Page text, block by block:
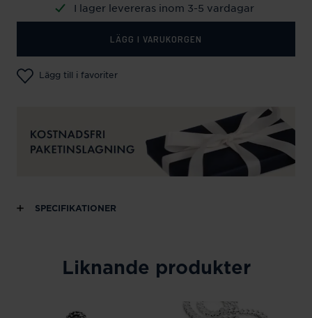
I lager levereras inom 3-5 vardagar
LÄGG I VARUKORGEN
Lägg till i favoriter
SPECIFIKATIONER
Liknande produkter